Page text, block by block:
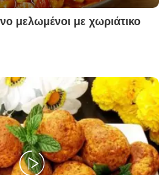
μελωμένοι με χωριάτικο